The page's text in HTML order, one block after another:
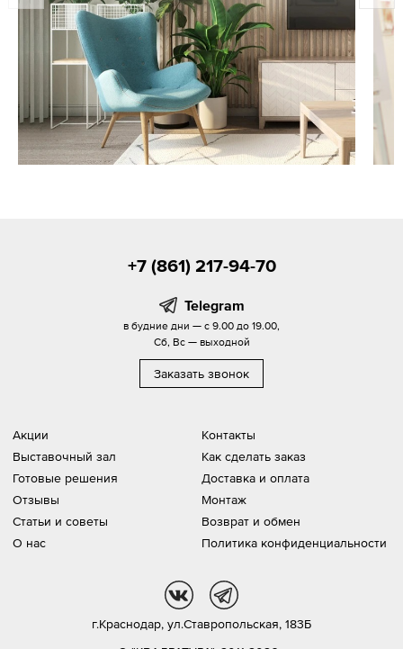
Акции
Выставочный зал
Готовые решения
Отзывы
Статьи и советы
О нас
Контакты
Как сделать заказ
Доставка и оплата
Монтаж
Возврат и обмен
Политика конфиденциальности
+7 (861) 217-94-70
Telegram
в будние дни — с 9.00 до 19.00,
Сб, Вс — выходной
Заказать звонок
г.Краснодар, ул.Ставропольская, 183Б
vk